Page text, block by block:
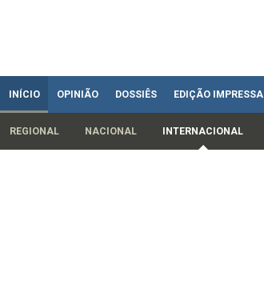
INÍCIO OPINIÃO DOSSIÊS EDIÇÃO IMPRESSA
REGIONAL NACIONAL INTERNACIONAL